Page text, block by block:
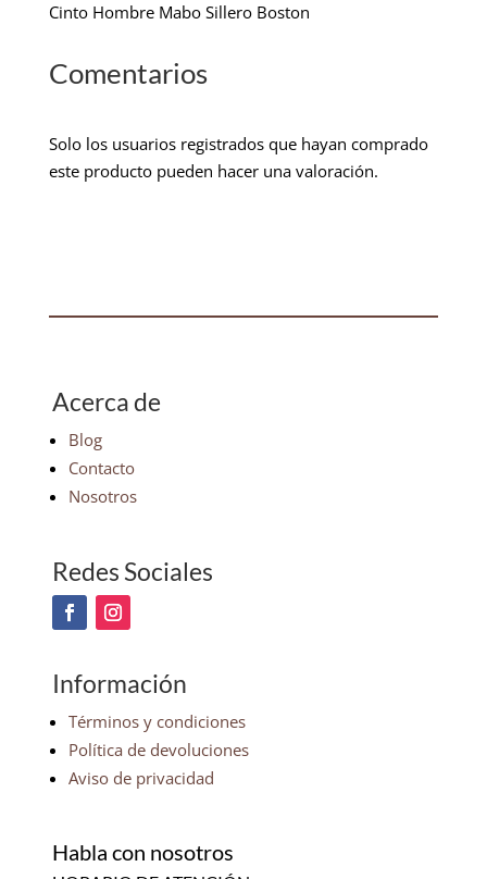
Cinto Hombre Mabo Sillero Boston
Comentarios
Solo los usuarios registrados que hayan comprado
este producto pueden hacer una valoración.
Acerca de
Blog
Contacto
Nosotros
Redes Sociales
Información
Términos y condiciones
Política de devoluciones
Aviso de privacidad
Habla con nosotros